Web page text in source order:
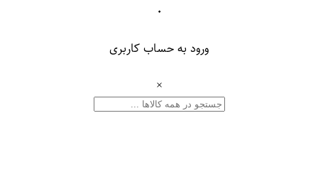
۰
ورود به حساب کاربری
×